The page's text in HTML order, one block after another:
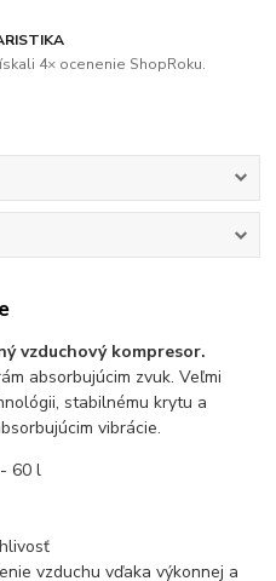
4× ocenenie ShopRoku.
vzduchový kompresor.
absorbujúcim zvuk. Veľmi
stabilnému krytu a
vibrácie.
60 l
vzduchu vďaka výkonnej a